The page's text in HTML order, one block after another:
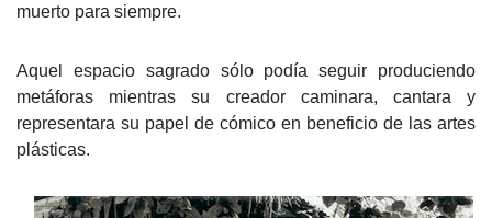
muerto para siempre.
Aquel espacio sagrado sólo podía seguir produciendo
metáforas mientras su creador caminara, cantara y
representara su papel de cómico en beneficio de las artes
plásticas.